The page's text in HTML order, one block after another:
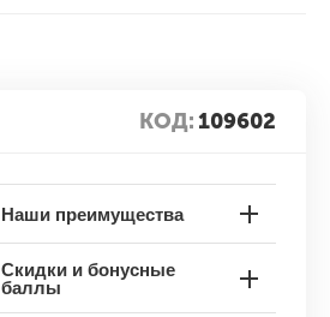
КОД:109602
Наши преимущества
Скидки и бонусные
баллы